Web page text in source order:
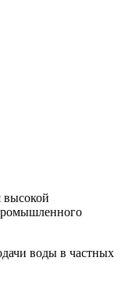
высокой
воды в частных